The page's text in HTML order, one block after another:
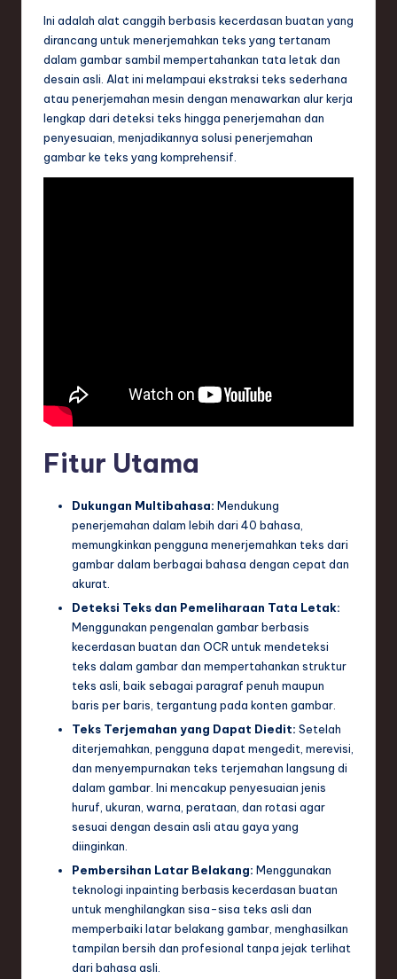
w
d
Ini adalah alat canggih berbasis kecerdasan buatan yang
dirancang untuk menerjemahkan teks yang tertanam
dalam gambar sambil mempertahankan tata letak dan
desain asli. Alat ini melampaui ekstraksi teks sederhana
atau penerjemahan mesin dengan menawarkan alur kerja
lengkap dari deteksi teks hingga penerjemahan dan
penyesuaian, menjadikannya solusi penerjemahan
gambar ke teks yang komprehensif.
Fitur Utama
Dukungan Multibahasa: Mendukung
penerjemahan dalam lebih dari 40 bahasa,
memungkinkan pengguna menerjemahkan teks dari
gambar dalam berbagai bahasa dengan cepat dan
akurat.
Deteksi Teks dan Pemeliharaan Tata Letak:
Menggunakan pengenalan gambar berbasis
kecerdasan buatan dan OCR untuk mendeteksi
teks dalam gambar dan mempertahankan struktur
teks asli, baik sebagai paragraf penuh maupun
baris per baris, tergantung pada konten gambar.
Teks Terjemahan yang Dapat Diedit: Setelah
diterjemahkan, pengguna dapat mengedit, merevisi,
dan menyempurnakan teks terjemahan langsung di
dalam gambar. Ini mencakup penyesuaian jenis
huruf, ukuran, warna, perataan, dan rotasi agar
sesuai dengan desain asli atau gaya yang
diinginkan.
Pembersihan Latar Belakang: Menggunakan
teknologi inpainting berbasis kecerdasan buatan
untuk menghilangkan sisa-sisa teks asli dan
memperbaiki latar belakang gambar, menghasilkan
tampilan bersih dan profesional tanpa jejak terlihat
dari bahasa asli.